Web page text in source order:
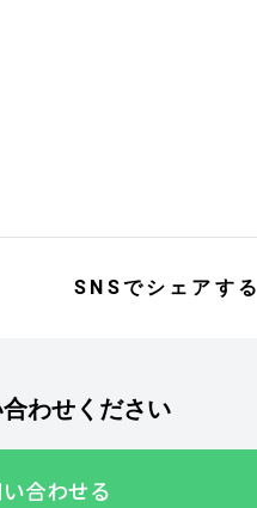
SNSでシェアする
わせください
合わせる